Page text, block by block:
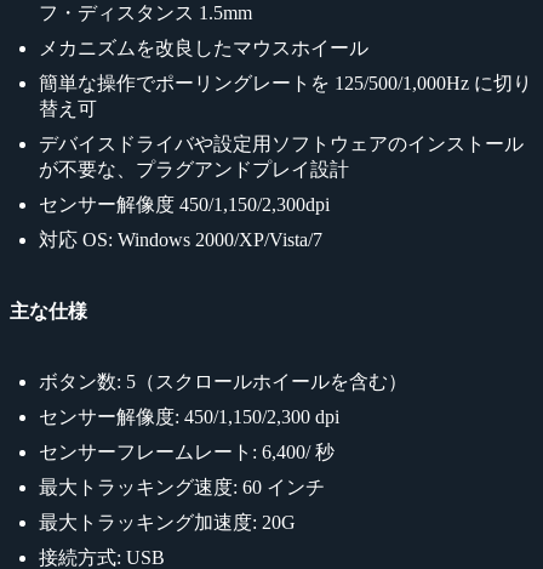
フ・ディスタンス 1.5mm
メカニズムを改良したマウスホイール
簡単な操作でポーリングレートを 125/500/1,000Hz に切り
替え可
デバイスドライバや設定用ソフトウェアのインストール
が不要な、プラグアンドプレイ設計
センサー解像度 450/1,150/2,300dpi
対応 OS: Windows 2000/XP/Vista/7
主な仕様
ボタン数: 5（スクロールホイールを含む）
センサー解像度: 450/1,150/2,300 dpi
センサーフレームレート: 6,400/ 秒
最大トラッキング速度: 60 インチ
最大トラッキング加速度: 20G
接続方式: USB